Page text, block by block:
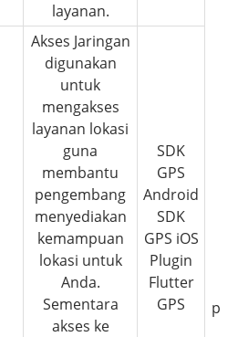
layanan.
Akses Jaringan
digunakan
untuk
mengakses
layanan lokasi
guna
membantu
pengembang
menyediakan
kemampuan
lokasi untuk
Anda.
Sementara
akses ke
SDK
GPS
Android
SDK
GPS iOS
Plugin
Flutter
GPS